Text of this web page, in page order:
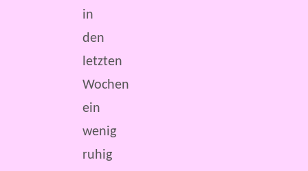
in
den
letzten
Wochen
ein
wenig
ruhig